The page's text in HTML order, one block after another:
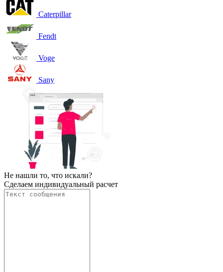
Caterpillar
Fendt
Voge
Sany
Не нашли то, что искали?
Сделаем индивидуальный расчет